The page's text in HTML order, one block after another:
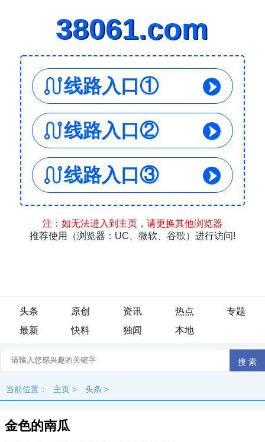
头条 原创 资讯 热点
专题
最新
快料 独闻 本地
当前位置： 主页 > 头条 >
金色的南瓜